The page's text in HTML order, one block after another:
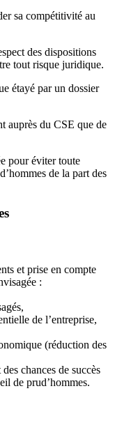
sa compétitivité au
des dispositions
tout risque juridique.
étayé par un dossier
auprès du CSE que de
pour éviter toute
de la part des
et prise en compte
:
de l’entreprise,
(réduction des
chances de succès
de prud’hommes.